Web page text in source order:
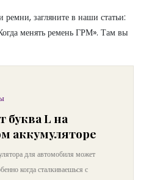
загляните в наши статьи:
менять ремень ГРМ». Там вы
буква L на
аккумуляторе
для автомобиля может
когда сталкиваешься с